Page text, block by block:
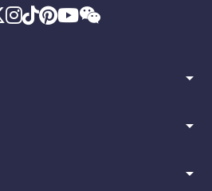
arrow_drop_down
arrow_drop_down
arrow_drop_down